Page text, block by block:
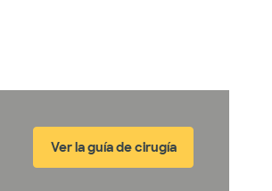
Ver la guía de cirugía